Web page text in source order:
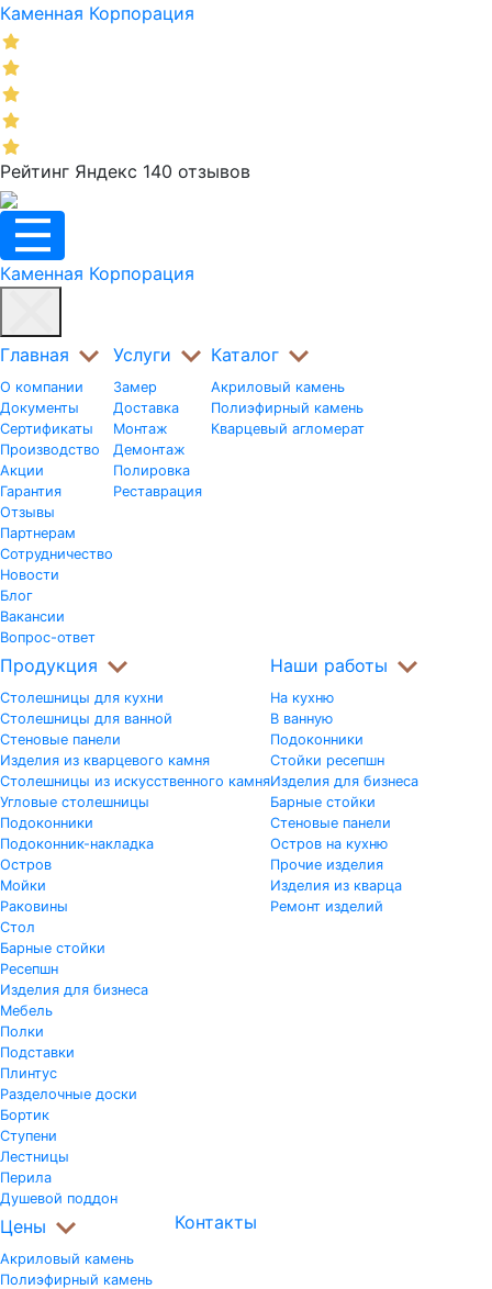
Каменная Корпорация
Рейтинг Яндекс 140 отзывов
Каменная Корпорация
Главная
О компании
Документы
Сертификаты
Производство
Акции
Гарантия
Отзывы
Партнерам
Сотрудничество
Новости
Блог
Вакансии
Вопрос-ответ
Услуги
Замер
Доставка
Монтаж
Демонтаж
Полировка
Реставрация
Каталог
Акриловый камень
Полиэфирный камень
Кварцевый агломерат
Продукция
Столешницы для кухни
Столешницы для ванной
Стеновые панели
Изделия из кварцевого камня
Столешницы из искусственного камня
Угловые столешницы
Подоконники
Подоконник-накладка
Остров
Мойки
Раковины
Стол
Барные стойки
Ресепшн
Изделия для бизнеса
Мебель
Полки
Подставки
Плинтус
Разделочные доски
Бортик
Ступени
Лестницы
Перила
Душевой поддон
Наши работы
На кухню
В ванную
Подоконники
Стойки ресепшн
Изделия для бизнеса
Барные стойки
Стеновые панели
Остров на кухню
Прочие изделия
Изделия из кварца
Ремонт изделий
Цены
Акриловый камень
Полиэфирный камень
Контакты